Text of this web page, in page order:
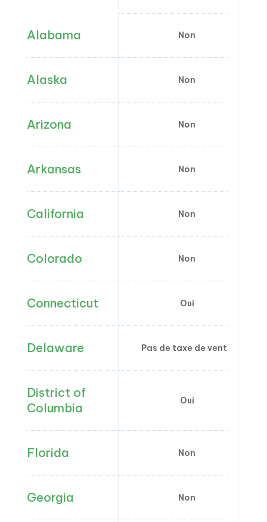
Alabama Non
Alaska Non
Arizona Non
Arkansas Non
California Non
Colorado Non
Connecticut Oui
Delaware Pas de taxe de vente
District of
Columbia
Oui
Florida Non
Georgia Non